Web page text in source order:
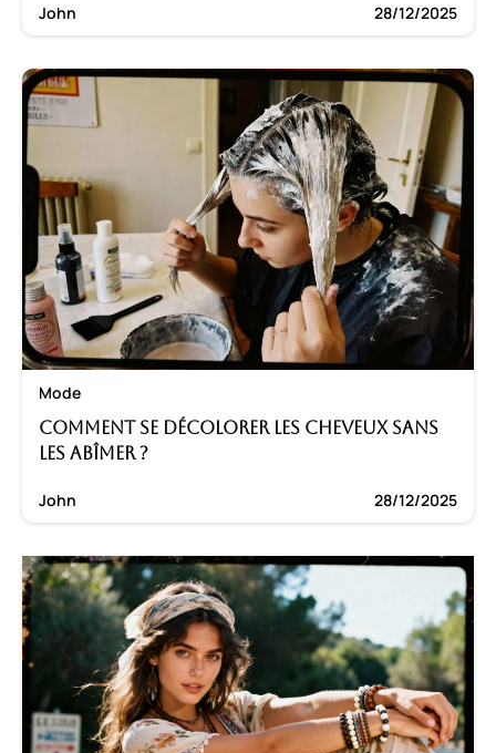
John 28/12/2025
Mode
Comment se décolorer les cheveux sans
les abîmer ?
John 28/12/2025